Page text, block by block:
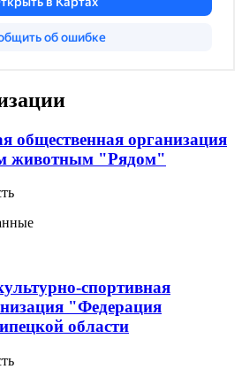
общественная организация
животным "Рядом"
спортивная
"Федерация
области